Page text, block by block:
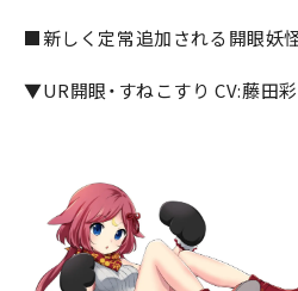
■新しく定常追加される開眼妖
▼UR開眼・すねこすり CV:藤田彩